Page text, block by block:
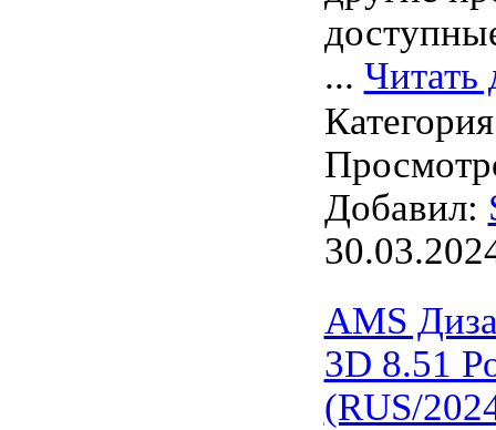
... Читать
Добавил:
AMS
3D 8.51
(RUS/